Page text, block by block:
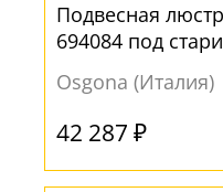
Подвесная
694084 под
Osgona (Италия)
42 287 ₽